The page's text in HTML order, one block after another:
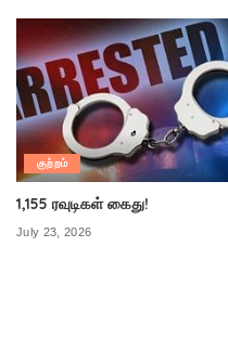
குற்றம்
1,155 ரவுடிகள் கைது!
July 23, 2026